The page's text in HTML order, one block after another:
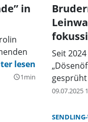
in
query_builder1min
Seit
09.07.2025